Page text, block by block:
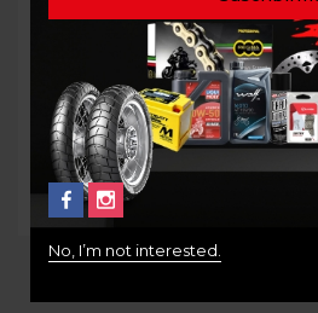
FILTRO ACEITE
FREEWIND DR650 K&N
$65.000
No, I’m not interested.